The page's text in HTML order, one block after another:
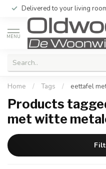
Delivered to your living
MENU
Home / Tags / eettafel
Products
met witte